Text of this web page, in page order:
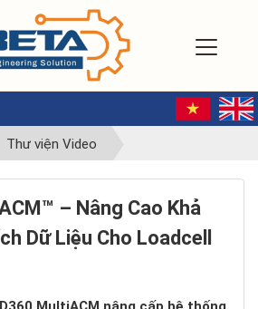
Thư viện Video
– Nâng Cao Khả
Dữ Liệu Cho Loadcell